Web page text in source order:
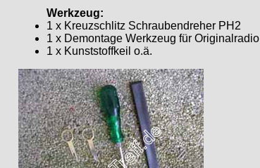
Werkzeug:
1 x Kreuzschlitz Schraubendreher PH2
1 x Demontage Werkzeug für Originalradio
1 x Kunststoffkeil o.ä.